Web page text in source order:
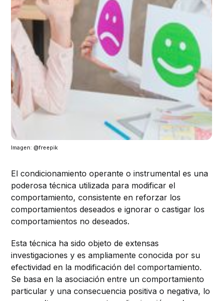
Imagen: @freepik
El condicionamiento operante o instrumental es una
poderosa técnica utilizada para modificar el
comportamiento, consistente en reforzar los
comportamientos deseados e ignorar o castigar los
comportamientos no deseados.
Esta técnica ha sido objeto de extensas
investigaciones y es ampliamente conocida por su
efectividad en la modificación del comportamiento.
Se basa en la asociación entre un comportamiento
particular y una consecuencia positiva o negativa, lo